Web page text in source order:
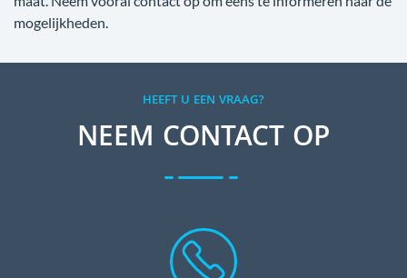
mogelijkheden.
HEEFT U EEN VRAAG?
NEEM CONTACT OP